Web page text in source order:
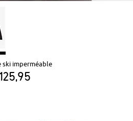
ski imperméable